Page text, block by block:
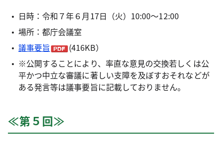
日時：令和７年６月17日（火）10:00～12:00
場所：都庁会議室
議事要旨
(416KB）
※公開することにより、率直な意見の交換若しくは公
平かつ中立な審議に著しい支障を及ぼすおそれなどが
ある発言等は議事要旨に記載しておりません。
≪第５回≫